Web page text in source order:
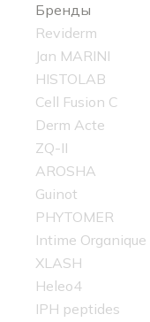
Бренды
Reviderm
Jan MARINI
HISTOLAB
Cell Fusion C
Derm Acte
ZQ-II
AROSHA
Guinot
PHYTOMER
Intime Organique
XLASH
Heleo4
IPH peptides